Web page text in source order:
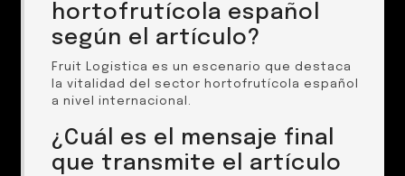
hortofrutícola español
según el artículo?
Fruit Logistica es un escenario que destaca
la vitalidad del sector hortofrutícola español
a nivel internacional.
¿Cuál es el mensaje final
que transmite el artículo